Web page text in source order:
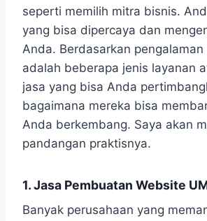
seperti memilih mitra bisnis.
yang bisa dipercaya dan
Anda. Berdasarkan
adalah beberapa jenis layanan
jasa yang bisa Anda
bagaimana mereka bisa
Anda berkembang. Saya akan
pandangan praktisnya.
1. Jasa Pembuatan Website
Banyak perusahaan yang